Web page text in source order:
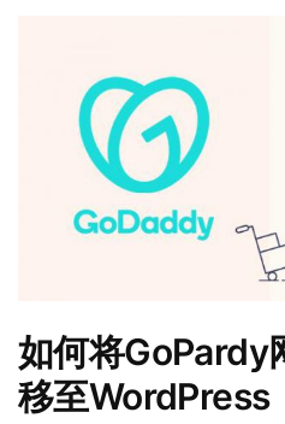
如何将GoPardy
移至WordPress